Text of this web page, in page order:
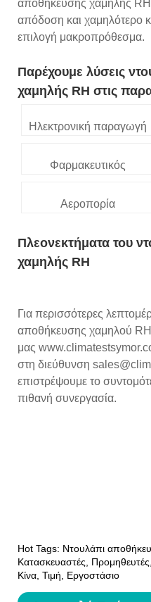
αποθήκευσης χαμηλής
απόδοση και χαμηλότερο
επιλογή μακροπρόθεσμα.
Παρέχουμε λύσεις
χαμηλής RH στις
Ηλεκτρονική παραγωγή
Φαρμακευτικός
Αεροπορία
Πλεονεκτήματα του
χαμηλής RH
Για περισσότερες
αποθήκευσης χαμηλού RH,
μας
στη διεύθυνση
επιστρέψουμε το
πιθανή συνεργασία.
Hot Tags: Ντουλάπι
Κατασκευαστές,
Κίνα, Τιμή, Εργοστάσιο